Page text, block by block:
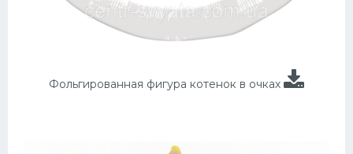
Фольгированная фигура котенок в очках